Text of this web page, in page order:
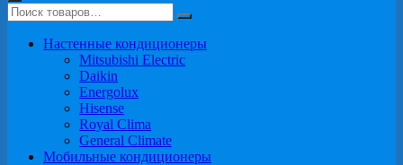
Настенные кондиционеры
Mitsubishi Electric
Daikin
Energolux
Hisense
Royal Clima
General Climate
Мобильные кондиционеры